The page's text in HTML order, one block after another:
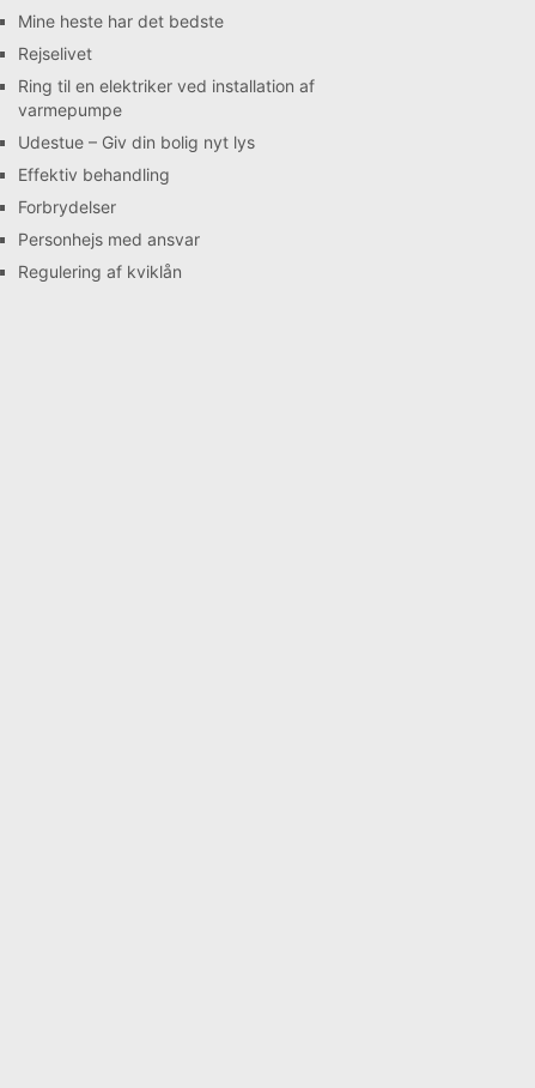
Mine heste har det bedste
Rejselivet
Ring til en elektriker ved installation af
varmepumpe
Udestue – Giv din bolig nyt lys
Effektiv behandling
Forbrydelser
Personhejs med ansvar
Regulering af kviklån